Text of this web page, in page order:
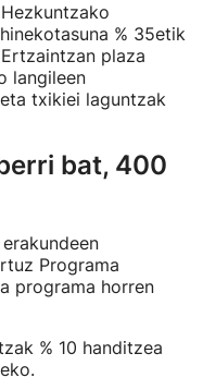
% 35etik
plaza
langileen
txikiei laguntzak
bat, 400
Programa
programa horren
% 10 handitzea